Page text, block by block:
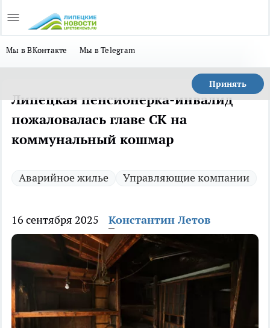
Мы в ВКонтакте Мы в Telegram
Принять
Липецкая пенсионерка-инвалид
пожаловалась главе СК на
коммунальный кошмар
Аварийное жилье Управляющие компании
16 сентября 2025 Константин Летов